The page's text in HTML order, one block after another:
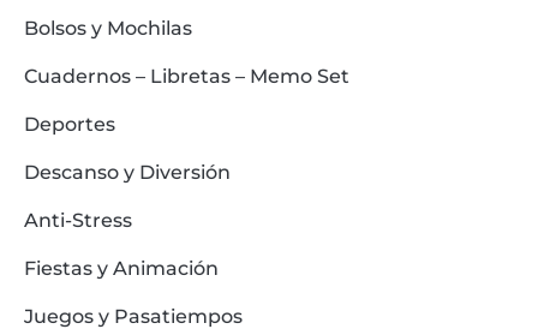
Bolsos y Mochilas
Cuadernos – Libretas – Memo Set
Deportes
Descanso y Diversión
Anti-Stress
Fiestas y Animación
Juegos y Pasatiempos